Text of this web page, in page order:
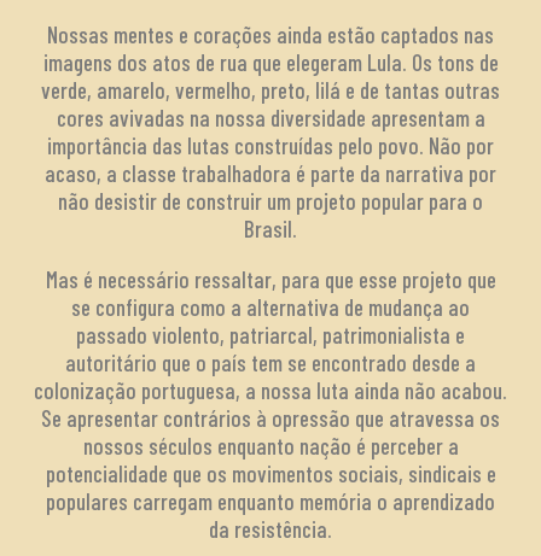
Nossas mentes e corações ainda estão captados nas
imagens dos atos de rua que elegeram Lula. Os tons de
verde, amarelo, vermelho, preto, lilá e de tantas outras
cores avivadas na nossa diversidade apresentam a
importância das lutas construídas pelo povo. Não por
acaso, a classe trabalhadora é parte da narrativa por
não desistir de construir um projeto popular para o
Brasil.
Mas é necessário ressaltar, para que esse projeto que
se configura como a alternativa de mudança ao
passado violento, patriarcal, patrimonialista e
autoritário que o país tem se encontrado desde a
colonização portuguesa, a nossa luta ainda não acabou.
Se apresentar contrários à opressão que atravessa os
nossos séculos enquanto nação é perceber a
potencialidade que os movimentos sociais, sindicais e
populares carregam enquanto memória o aprendizado
da resistência.